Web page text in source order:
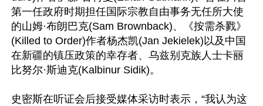
第一任政府时期担任国际宗教自由事务无任所大使
的山姆·布朗巴克(Sam Brownback)、《按需杀戮》
(Killed to Order)作者杨杰凯(Jan Jekielek)以及中国
在新疆的镇压政策的幸存者、乌兹别克族人士卡丽
比努尔·斯迪克(Kalbinur Sidik)。
史密斯在听证会后接受媒体采访时表示，“我认为这